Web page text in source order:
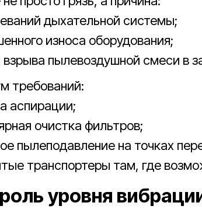
дыхательной системы;
износа оборудования;
взрыва пылевоздушной смеси в
требований:
аспирации;
очистка фильтров;
пылеподавление на точках
транспортеры там, где
уровня